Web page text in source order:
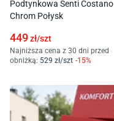
Podtynkowa Senti Costano
Chrom Połysk
449zł/szt
Najniższa cena z 30 dni przed
obniżką: 529 zł/szt -15%